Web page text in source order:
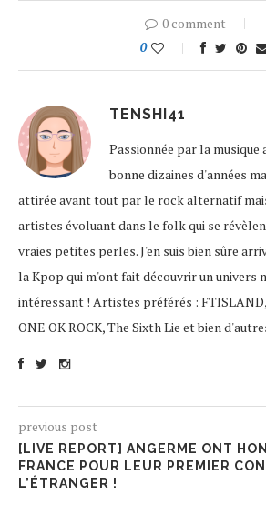
0 comment
0
TENSHI41
Passionnée par la musique
bonne dizaines d'années
attirée avant tout par le rock alternatif
artistes évoluant dans le folk qui se
vraies petites perles. J'en suis bien sûre
la Kpop qui m'ont fait découvrir un univers
intéressant ! Artistes préférés :
ONE OK ROCK, The Sixth Lie et bien
previous post
[LIVE REPORT] ANGERME ONT
FRANCE POUR LEUR PREMIER
L’ÉTRANGER !